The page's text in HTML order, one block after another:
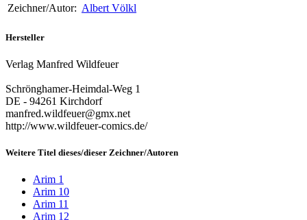
Zeichner/Autor: Albert Völkl
Hersteller
Verlag Manfred Wildfeuer
Schrönghamer-Heimdal-Weg 1
DE - 94261 Kirchdorf
manfred.wildfeuer@gmx.net
http://www.wildfeuer-comics.de/
Weitere Titel dieses/dieser Zeichner/Autoren
Arim 1
Arim 10
Arim 11
Arim 12